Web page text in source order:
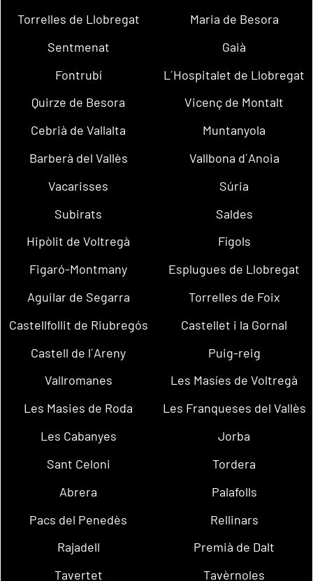
Torrelles de Llobregat
Maria de Besora
Sentmenat
Gaià
Fontrubí
L´Hospitalet de Llobregat
Quirze de Besora
Vicenç de Montalt
Cebrià de Vallalta
Muntanyola
Barberà del Vallès
Vallbona d´Anoia
Vacarisses
Súria
Subirats
Saldes
Hipòlit de Voltregà
Fígols
Figaró-Montmany
Esplugues de Llobregat
Aguilar de Segarra
Torrelles de Foix
Castellfollit de Riubregós
Castellet i la Gornal
Castell de l´Areny
Puig-reig
Vallromanes
Les Masíes de Voltregà
Les Masies de Roda
Les Franqueses del Vallès
Les Cabanyes
Jorba
Sant Celoni
Tordera
Abrera
Palafolls
Pacs del Penedès
Rellinars
Rajadell
Premià de Dalt
Tavertet
Tavèrnoles